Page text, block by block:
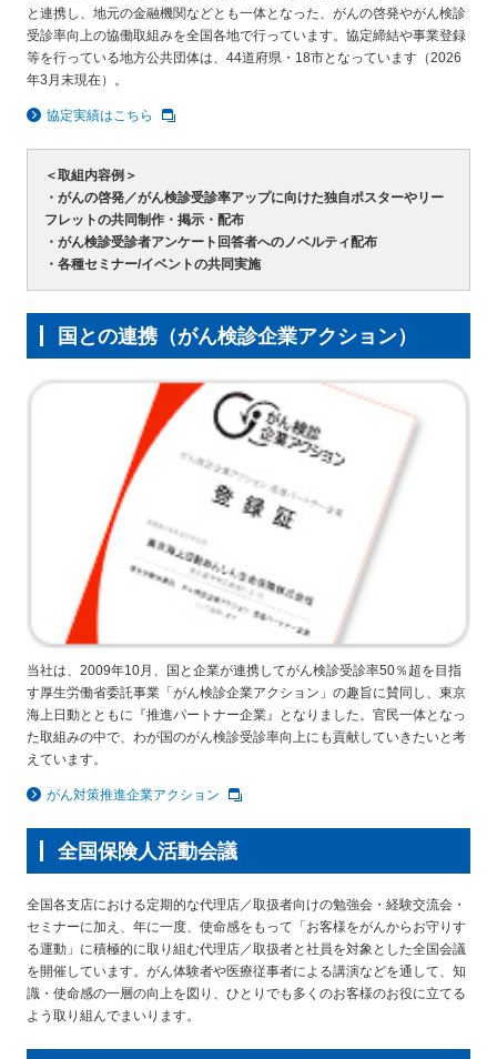
と連携し、地元の金融機関などとも一体となった、がんの啓発やがん検診
受診率向上の協働取組みを全国各地で行っています。協定締結や事業登録
等を行っている地方公共団体は、44道府県・18市となっています（2026
年3月末現在）。
協定実績はこちら
＜取組内容例＞
・がんの啓発／がん検診受診率アップに向けた独自ポスターやリー
フレットの共同制作・掲示・配布
・がん検診受診者アンケート回答者へのノベルティ配布
・各種セミナー/イベントの共同実施
国との連携（がん検診企業アクション）
当社は、2009年10月、国と企業が連携してがん検診受診率50％超を目指
す厚生労働省委託事業「がん検診企業アクション」の趣旨に賛同し、東京
海上日動とともに『推進パートナー企業』となりました。官民一体となっ
た取組みの中で、わが国のがん検診受診率向上にも貢献していきたいと考
えています。
がん対策推進企業アクション
全国保険人活動会議
全国各支店における定期的な代理店／取扱者向けの勉強会・経験交流会・
セミナーに加え、年に一度、使命感をもって「お客様をがんからお守りす
る運動」に積極的に取り組む代理店／取扱者と社員を対象とした全国会議
を開催しています。がん体験者や医療従事者による講演などを通して、知
識・使命感の一層の向上を図り、ひとりでも多くのお客様のお役に立てる
よう取り組んでまいります。